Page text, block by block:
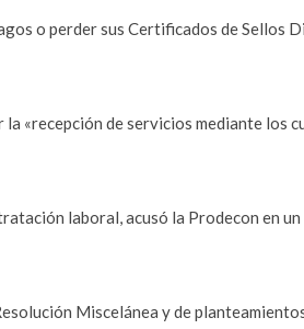
o perder sus Certificados de Sellos
«recepción de servicios mediante los
laboral, acusó la Prodecon en un
Miscelánea y de